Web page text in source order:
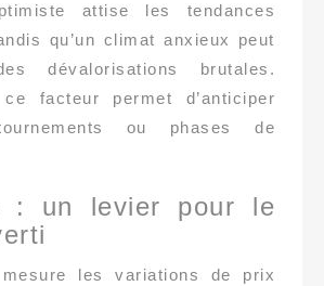
attise les tendances
qu’un climat anxieux peut
dévalorisations brutales.
ce facteur permet d’anticiper
ou phases de
: un levier pour le
les variations de prix